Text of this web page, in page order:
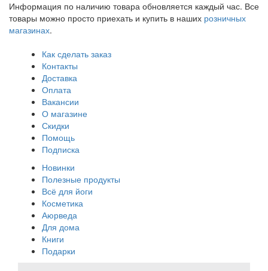
Информация по наличию товара обновляется каждый час. Все
товары можно просто приехать и купить в наших розничных
магазинах.
Как сделать заказ
Контакты
Доставка
Оплата
Вакансии
О магазине
Скидки
Помощь
Подписка
Новинки
Полезные продукты
Всё для йоги
Косметика
Аюрведа
Для дома
Книги
Подарки